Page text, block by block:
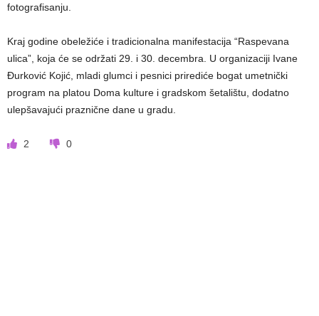
fotografisanju.
Kraj godine obeležiće i tradicionalna manifestacija “Raspevana
ulica”, koja će se održati 29. i 30. decembra. U organizaciji Ivane
Đurković Kojić, mladi glumci i pesnici prirediće bogat umetnički
program na platou Doma kulture i gradskom šetalištu, dodatno
ulepšavajući praznične dane u gradu.
2 0